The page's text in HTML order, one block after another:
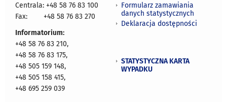
Centrala: +48 58 76 83 100
Fax:
+48 58 76 83 270
Informatorium:
+48 58 76 83 210,
+48 58 76 83 175,
+48 505 159 148,
+48 505 158 415,
+48 695 259 039
Formularz zamawiania
danych statystycznych
Deklaracja dostępności
STATYSTYCZNA KARTA
WYPADKU